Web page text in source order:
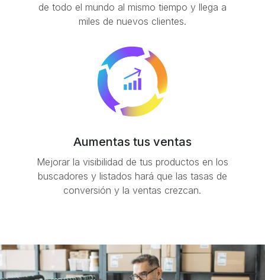
de todo el mundo al mismo tiempo y llega a
miles de nuevos clientes.
Aumentas tus ventas
Mejorar la visibilidad de tus productos en los
buscadores y listados hará que las tasas de
conversión y la ventas crezcan.